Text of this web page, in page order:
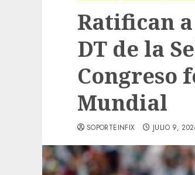
Ratifican
DT de la
Congreso
Mundial
SOPORTEINFIX JULIO 9,